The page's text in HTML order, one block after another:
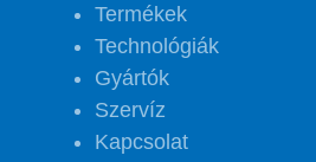
Termékek
Technológiák
Gyártók
Szervíz
Kapcsolat